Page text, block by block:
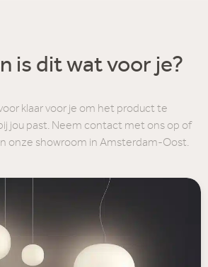
is dit wat voor je?
klaar voor je om het product te
jou past. Neem contact met ons op of
onze showroom in Amsterdam-Oost.